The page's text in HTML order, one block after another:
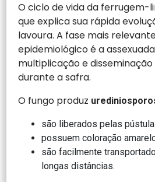
O ciclo de vida da ferrugem-
que explica sua rápida
lavoura. A fase mais
epidemiológico é a
multiplicação e
durante a safra.
O fungo produz
são liberados pelas
possuem coloração
são facilmente
longas distâncias.